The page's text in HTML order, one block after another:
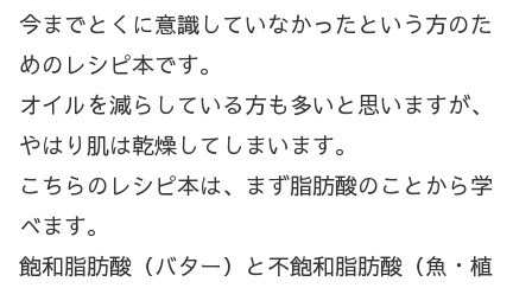
今までとくに意識していなかったという方のた
めのレシピ本です。
オイルを減らしている方も多いと思いますが、
やはり肌は乾燥してしまいます。
こちらのレシピ本は、まず脂肪酸のことから学
べます。
飽和脂肪酸（バター）と不飽和脂肪酸（魚・植